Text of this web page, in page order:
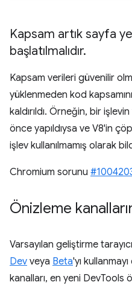
Kapsam artık sayfa
başlatılmalıdır.
Kapsam verileri güvenilir
yüklenmeden kod
kaldırıldı. Örneğin, bir
önce yapıldıysa ve V8'in
işlev kullanılmamış olarak
Chromium sorunu
Önizleme
Varsayılan geliştirme
Dev veya Beta'yı
kanalları, en yeni DevTools